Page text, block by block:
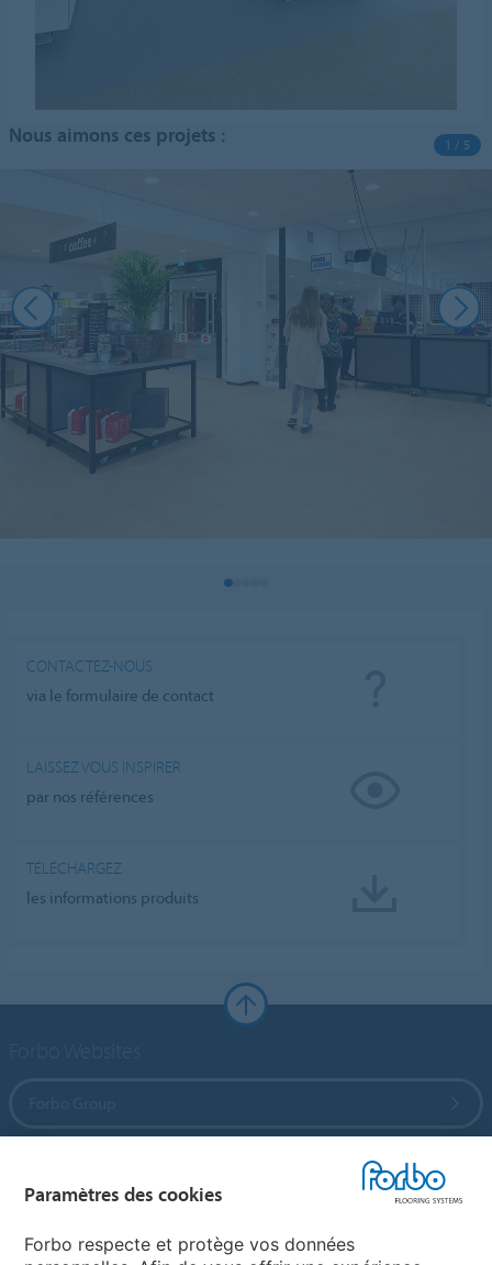
Nous aimons ces projets : 1 / 5
CONTACTEZ-NOUS
via le formulaire de contact
LAISSEZ VOUS INSPIRER
par nos références
TÉLÉCHARGEZ
les informations produits
Paramètres des cookies
Forbo respecte et protège vos données